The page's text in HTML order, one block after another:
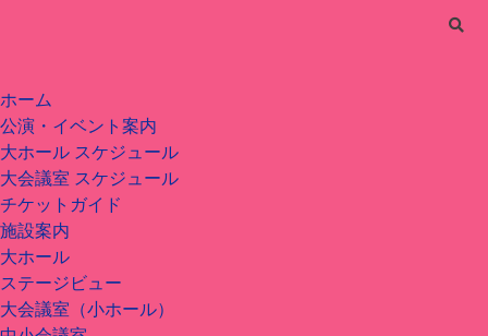
ホーム
公演・イベント案内
大ホール スケジュール
大会議室 スケジュール
チケットガイド
施設案内
大ホール
ステージビュー
大会議室（小ホール）